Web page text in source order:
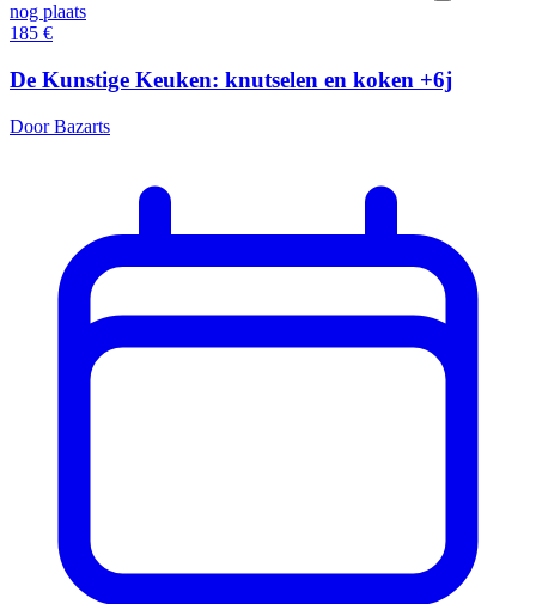
nog plaats
185 €
De Kunstige Keuken: knutselen en koken +6j
Door Bazarts